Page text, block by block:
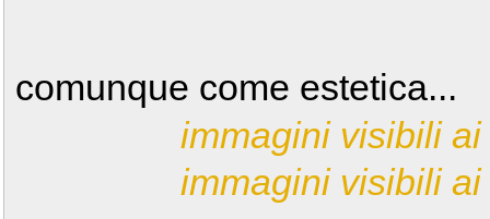
comunque come estetica...
immagini visibili
immagini visibili